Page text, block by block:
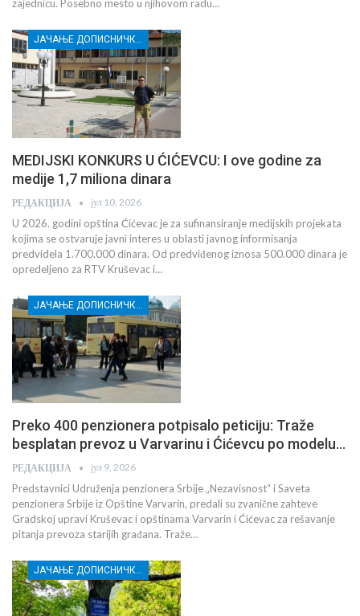
zajednicu. Posebno mesto u njihovom radu…
ЈАЧАЊЕ ДОПИСНИЧКЕ МРЕЖЕ НЕЗАВИСНИХ МЕДИЈА У РАСИНСКОМ ОКРУГУ
MEDIJSKI KONKURS U ĆIĆEVCU: I ove godine za
medije 1,7 miliona dinara
РЕДАКЦИЈА јул 10, 2026
U 2026. godini opština Ćićevac je za sufinansiranje medijskih projekata
kojima se ostvaruje javni interes u oblasti javnog informisanja
predvidela 1.700.000 dinara. Od predviđenog iznosa 500.000 dinara je
opredeljeno za RTV Kruševac i…
Preko 400 penzionera potpisalo peticiju: Traže
besplatan prevoz u Varvarinu i Ćićevcu po modelu…
РЕДАКЦИЈА јул 9, 2026
Predstavnici Udruženja penzionera Srbije „Nezavisnost“ i Saveta
penzionera Srbije iz Opštine Varvarin, predali su zvanične zahteve
Gradskoj upravi Kruševac i opštinama Varvarin i Ćićevac za rešavanje
pitanja prevoza starijih građana. Traže…
ЈАЧАЊЕ ДОПИСНИЧКЕ МРЕЖЕ НЕЗАВИСНИХ МЕДИЈА У РАСИНСКОМ ОКРУГУ